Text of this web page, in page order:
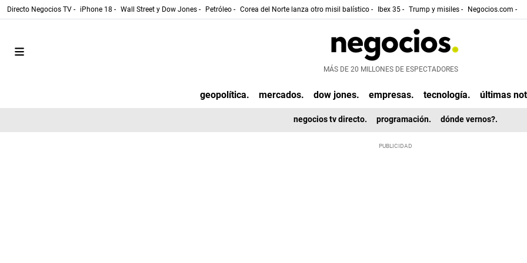
Directo Negocios TV - iPhone 18 - Wall Street y Dow Jones - Petróleo - Corea del Norte lanza otro misil balístico - Ibex 35 - Trump y misiles - Negocios.com -
MÁS DE 20 MILLONES DE ESPECTADORES
geopolítica. mercados. dow jones. empresas. tecnología. últimas
negocios tv directo. programación. dónde vernos?.